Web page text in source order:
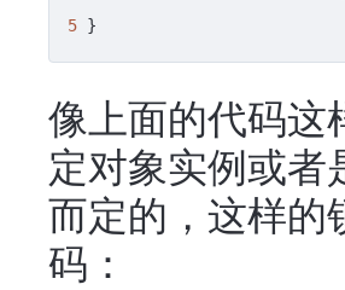
5 }
像上面的代码这
定对象实例或
而定的，这样的
码：